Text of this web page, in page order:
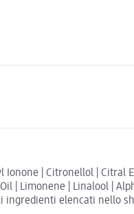
| Citronellol | Citral
| Limonene | Linalool |
ingredienti elencati nello